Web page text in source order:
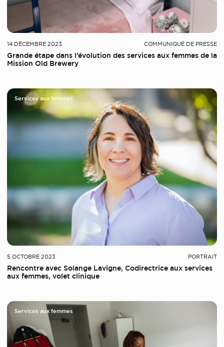
14 DÉCEMBRE 2023 COMMUNIQUÉ DE PRESSE
Grande étape dans l’évolution des services aux femmes de la
Mission Old Brewery
Services aux femmes
5 OCTOBRE 2023 PORTRAIT
Rencontre avec Solange Lavigne, Codirectrice aux services
aux femmes, volet clinique
Services aux femmes